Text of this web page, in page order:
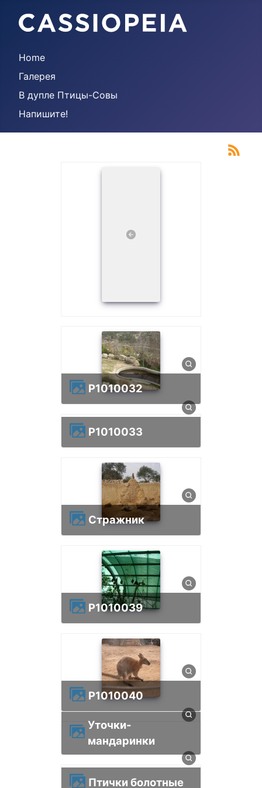
Home
Галерея
В дупле Птицы-Совы
Напишите!
p1010032
p1010033
Стражник
p1010039
p1010040
Уточки-
мандаринки
Птички болотные